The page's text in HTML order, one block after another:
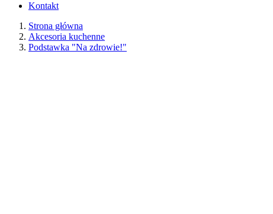
Kontakt
Strona główna
Akcesoria kuchenne
Podstawka "Na zdrowie!"